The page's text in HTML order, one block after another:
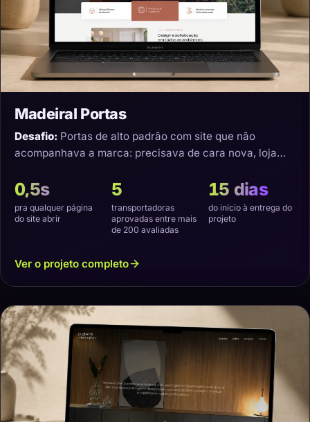
Madeiral Portas
Desafio: Portas de alto padrão com site que não
acompanhava a marca: precisava de cara nova, loja
0,5s
pra qualquer página
do site abrir
5
transportadoras
aprovadas entre mais
de 200 avaliadas
15 dias
do início à entrega do
projeto
Ver o projeto completo